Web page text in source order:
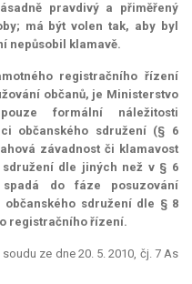
pravdivý a přiměřený
má být volen tak, aby byl
nepůsobil klamavě.
registračního řízení
občanů, je Ministerstvo
formální náležitosti
občanského sdružení (§ 6
závadnost či klamavost
sdružení dle jiných než v § 6
do fáze posuzování
sdružení dle § 8
registračního řízení.
ze dne 20. 5. 2010, čj. 7 As